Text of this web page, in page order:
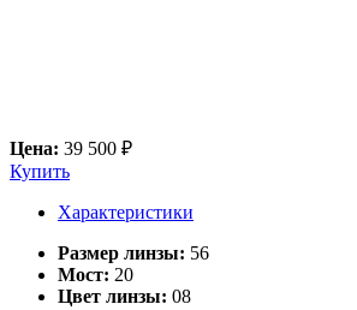
Цена: 39 500 ₽
Купить
Характеристики
Размер линзы: 56
Мост: 20
Цвет линзы: 08